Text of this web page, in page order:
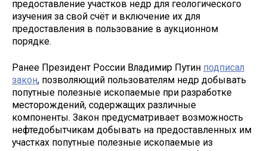
предоставление участков недр для геологического
изучения за свой счёт и включение их для
предоставления в пользование в аукционном
порядке.
Ранее Президент России Владимир Путин подписал
закон, позволяющий пользователям недр добывать
попутные полезные ископаемые при разработке
месторождений, содержащих различные
компоненты. Закон предусматривает возможность
нефтедобытчикам добывать на предоставленных им
участках попутные полезные ископаемые из